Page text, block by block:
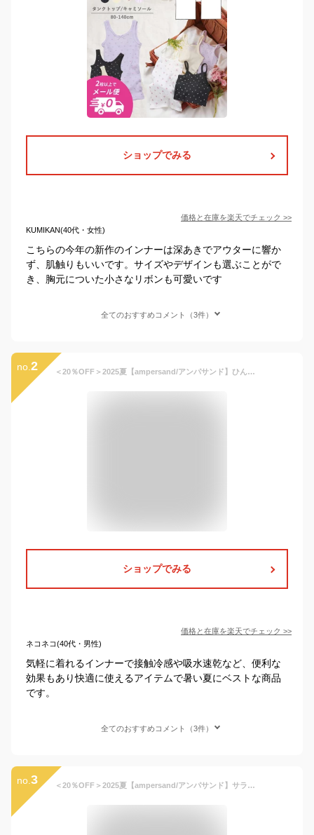
ショップでみる
価格と在庫を楽天でチェック >>
KUMIKAN(40代・女性)
こちらの今年の新作のインナーは深あきでアウターに響か
ず、肌触りもいいです。サイズやデザインも選ぶことがで
き、胸元についた小さなリボンも可愛いです
全てのおすすめコメント（3件）
no. 2 ＜20％OFF＞2025夏【ampersand/アンパサンド】ひんやり かくれんぼインナー こんにちは 深あき キャミソール タンクトップ 機能性 接触冷感 吸水速乾≪80-140cm≫キッズ 肌着 下着 シャツ かわいい 男の子 女の子 見えない お買物マラソン DAY4
ショップでみる
価格と在庫を楽天でチェック >>
ネコネコ(40代・男性)
気軽に着れるインナーで接触冷感や吸水速乾など、便利な
効果もあり快適に使えるアイテムで暑い夏にベストな商品
です。
全てのおすすめコメント（3件）
no. 3 ＜20％OFF＞2025夏【ampersand/アンパサンド】サラサラ天竺 深あきインナー かくれんぼ こんにちは キャミソール タンクトップ≪80cm 90cm 95cm 100cm 110cm 120cm 130cm 140cm≫キッズ 肌着 下着 シャツ かわいい 男の子 女の子 DAY4